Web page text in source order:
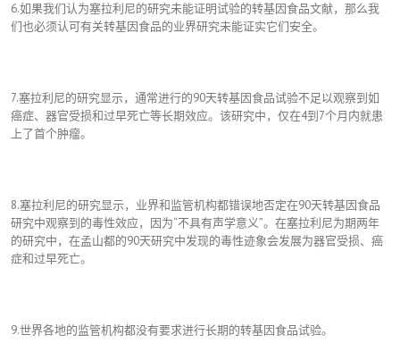
6.如果我们认为塞拉利尼的研究未能证明试验的转基因食品文献，那么我
们也必须认可有关转基因食品的业界研究未能证实它们安全。
7.塞拉利尼的研究显示，通常进行的90天转基因食品试验不足以观察到如
癌症、器官受损和过早死亡等长期效应。该研究中，仅在4到7个月内就患
上了首个肿瘤。
8.塞拉利尼的研究显示，业界和监管机构都错误地否定在90天转基因食品
研究中观察到的毒性效应，因为“不具有声学意义”。在塞拉利尼为期两年
的研究中，在孟山都的90天研究中发现的毒性迹象会发展为器官受损、癌
症和过早死亡。
9.世界各地的监管机构都没有要求进行长期的转基因食品试验。